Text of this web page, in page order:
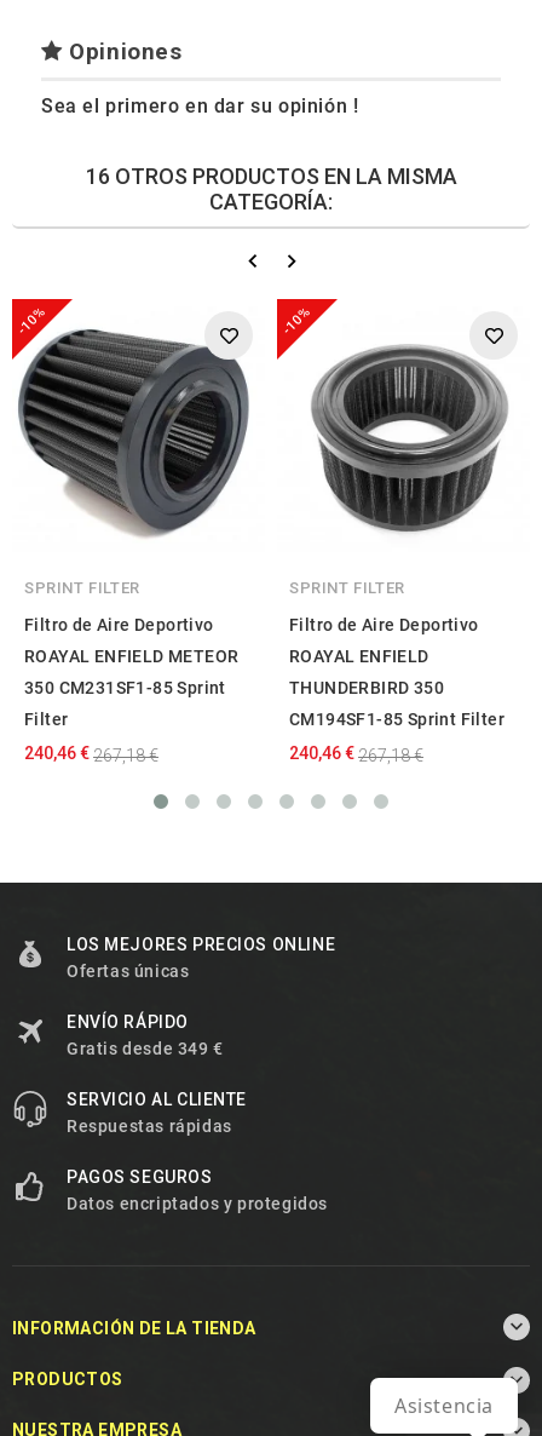
Opiniones
Sea el primero en dar su opinión !
16 OTROS PRODUCTOS EN LA MISMA
CATEGORÍA:
-10%
SPRINT FILTER
Filtro de Aire Deportivo
ROAYAL ENFIELD METEOR
350 CM231SF1-85 Sprint
Filter
240,46 €267,18 €
-10%
SPRINT FILTER
Filtro de Aire Deportivo
ROAYAL ENFIELD
THUNDERBIRD 350
CM194SF1-85 Sprint Filter
240,46 €267,18 €
LOS MEJORES PRECIOS ONLINE
Ofertas únicas
ENVÍO RÁPIDO
Gratis desde 349 €
SERVICIO AL CLIENTE
Respuestas rápidas
PAGOS SEGUROS
Datos encriptados y protegidos
INFORMACIÓN DE LA TIENDA 
PRODUCTOS 
NUESTRA EMPRESA
Asistencia